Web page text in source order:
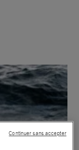
Continuer sans accepter